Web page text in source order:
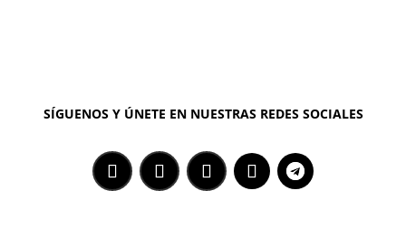
SÍGUENOS Y ÚNETE EN NUESTRAS REDES SOCIALES